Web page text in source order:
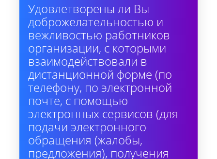
Удовлетворены ли Вы
доброжелательностью и
вежливостью работников
организации, с которыми
взаимодействовали в
дистанционной форме (по
телефону, по электронной
почте, с помощью
электронных сервисов (для
подачи электронного
обращения (жалобы,
предложения), получения